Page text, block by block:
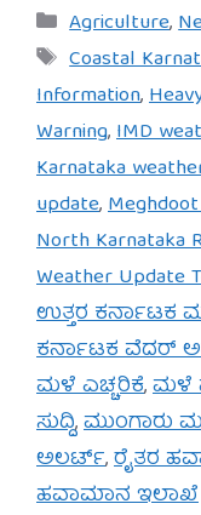
Categories
Agriculture,
Tags
Coastal
Information,
Warning,IMD
Karnataka
update,
North Karnataka
Weather Update
ಉತ್ತರ ಕರ್ನಾಟಕ
ಕರ್ನಾಟಕ ವೆದರ್
ಮಳೆ ಎಚ್ಚರಿಕೆ,ಮಳೆ
ಸುದ್ದಿ,ಮುಂಗಾರು
ಅಲರ್ಟ್,ರೈತರ
ಹವಾಮಾನ ಇಲಾಖೆ